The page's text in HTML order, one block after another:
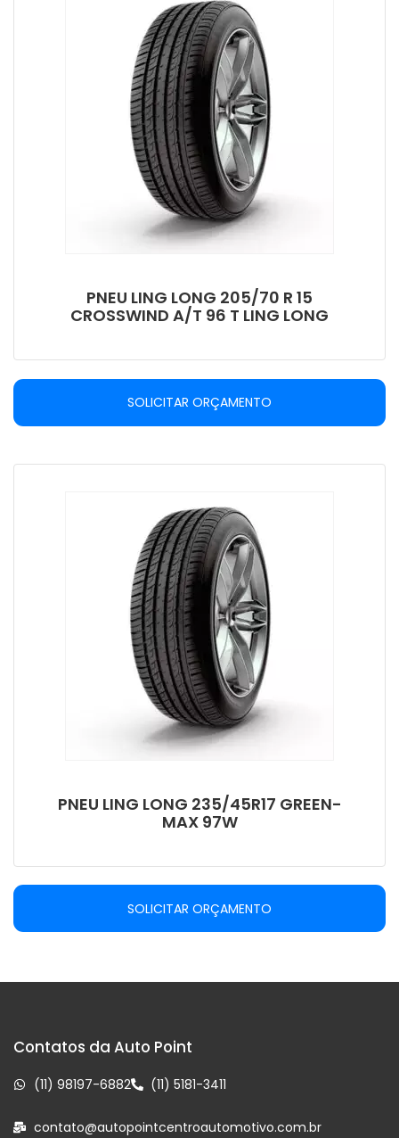
PNEU LING LONG 205/70 R 15
CROSSWIND A/T 96 T LING LONG
SOLICITAR ORÇAMENTO
PNEU LING LONG 235/45R17 GREEN-
MAX 97W
SOLICITAR ORÇAMENTO
Contatos da Auto Point
(11) 98197-6882 (11) 5181-3411
contato@autopointcentroautomotivo.com.br